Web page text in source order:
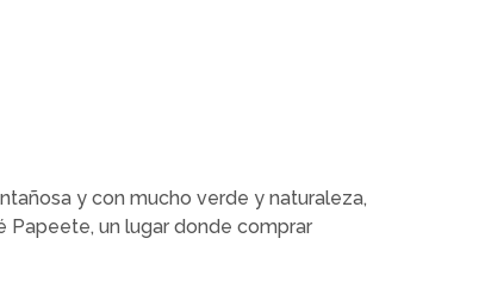
y con mucho verde y naturaleza,
Papeete, un lugar donde comprar